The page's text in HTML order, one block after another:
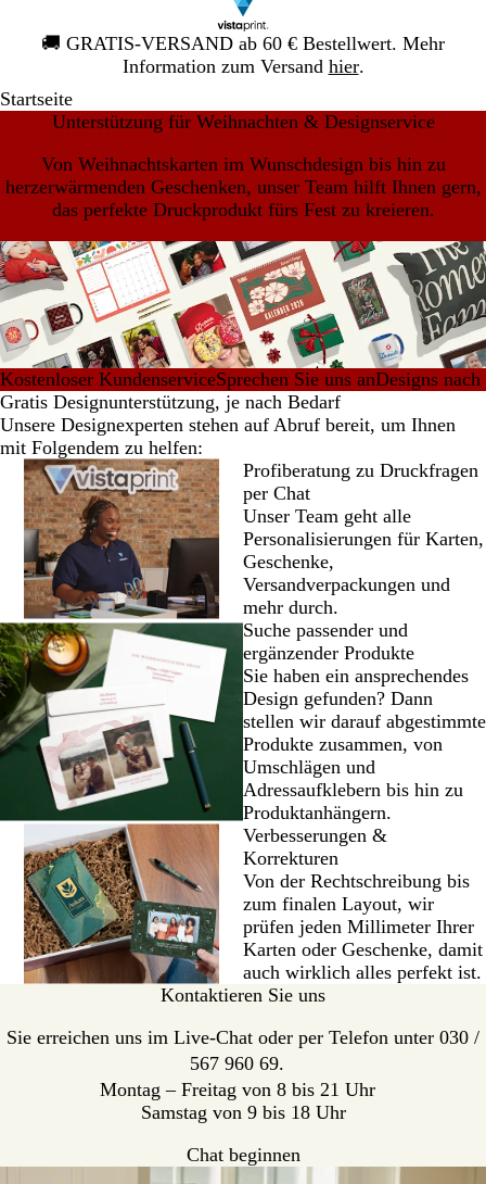
🚚 GRATIS-VERSAND ab 60 € Bestellwert. Mehr
Information zum Versand hier.
Galeriebild
1
Startseite
Unterstützung für Weihnachten & Designservice
Von Weihnachtskarten im Wunschdesign bis hin zu
herzerwärmenden Geschenken, unser Team hilft Ihnen gern,
das perfekte Druckprodukt fürs Fest zu kreieren.
Kostenloser KundenserviceSprechen Sie uns anDesigns nach
Gratis Designunterstützung, je nach Bedarf
Unsere Designexperten stehen auf Abruf bereit, um Ihnen
mit Folgendem zu helfen:
Profiberatung zu Druckfragen
per Chat
Unser Team geht alle
Personalisierungen für Karten,
Geschenke,
Versandverpackungen und
mehr durch.
Suche passender und
ergänzender Produkte
Sie haben ein ansprechendes
Design gefunden? Dann
stellen wir darauf abgestimmte
Produkte zusammen, von
Umschlägen und
Adressaufklebern bis hin zu
Produktanhängern.
Verbesserungen &
Korrekturen
Von der Rechtschreibung bis
zum finalen Layout, wir
prüfen jeden Millimeter Ihrer
Karten oder Geschenke, damit
auch wirklich alles perfekt ist.
Kontaktieren Sie uns
Sie erreichen uns im Live-Chat oder per Telefon unter 030 /
567 960 69.
Montag – Freitag von 8 bis 21 Uhr
Samstag von 9 bis 18 Uhr
Chat beginnen